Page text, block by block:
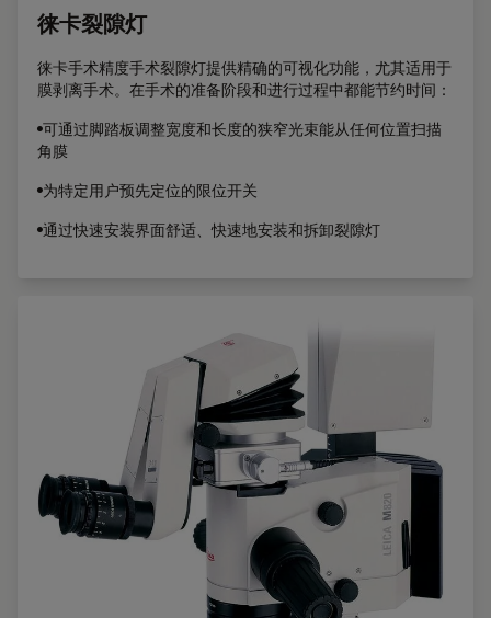
徕卡裂隙灯
徕卡手术精度手术裂隙灯提供精确的可视化功能，尤其适用于
膜剥离手术。在手术的准备阶段和进行过程中都能节约时间：
•可通过脚踏板调整宽度和长度的狭窄光束能从任何位置扫描
角膜
•为特定用户预先定位的限位开关
•通过快速安装界面舒适、快速地安装和拆卸裂隙灯